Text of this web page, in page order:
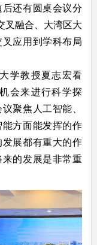
还有圆桌会议分
叉融合、大湾区大
应用到学科布局
学教授夏志宏看
会来进行科学探
聚焦人工智能、
方面能发挥的作
展都有重大的作
的发展是非常重